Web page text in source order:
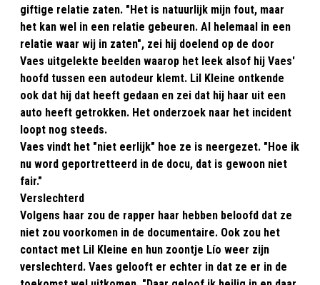
giftige relatie zaten. "Het is natuurlijk mijn fout, maar
het kan wel in een relatie gebeuren. Al helemaal in een
relatie waar wij in zaten", zei hij doelend op de door
Vaes uitgelekte beelden waarop het leek alsof hij Vaes'
hoofd tussen een autodeur klemt. Lil Kleine ontkende
ook dat hij dat heeft gedaan en zei dat hij haar uit een
auto heeft getrokken. Het onderzoek naar het incident
loopt nog steeds.
Vaes vindt het "niet eerlijk" hoe ze is neergezet. "Hoe ik
nu word geportretteerd in de docu, dat is gewoon niet
fair."
Verslechterd
Volgens haar zou de rapper haar hebben beloofd dat ze
niet zou voorkomen in de documentaire. Ook zou het
contact met Lil Kleine en hun zoontje Lío weer zijn
verslechterd. Vaes gelooft er echter in dat ze er in de